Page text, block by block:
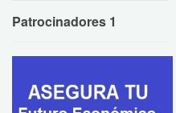
Patrocinadores 1